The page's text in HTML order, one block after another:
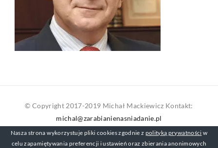
© Copyright 2017-2019 Michał Mackiewicz Kontakt:
michal@zarabianienasniadanie.pl
Nasza strona wykorzystuje pliki cookies zgodnie z polityką prywatności w
celu zapamiętywania preferencji i ustawień oraz zbierania anonimowych